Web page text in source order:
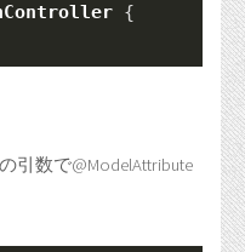
{
引数で@ModelAttribute